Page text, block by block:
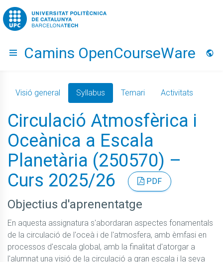
Go to upc.edu
Hide menu
Camins OpenCourseWare
Visió general Syllabus Temari Activitats
Circulació Atmosfèrica i
Oceànica a Escala
Planetària (250570) –
Curs 2025/26
PDF
Objectius d'aprenentatge
En aquesta assignatura s'abordaran aspectes fonamentals
de la circulació de l'oceà i de l'atmosfera, amb èmfasi en
processos d'escala global, amb la finalitat d'atorgar a
l'alumnat una visió de la circulació a gran escala i la seva